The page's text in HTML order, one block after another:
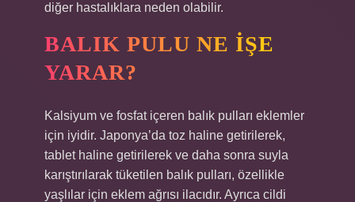
diğer hastalıklara neden olabilir.
BALIK PULU NE IŞE
YARAR?
Kalsiyum ve fosfat içeren balık pulları eklemler
için iyidir. Japonya’da toz haline getirilerek,
tablet haline getirilerek ve daha sonra suyla
karıştırılarak tüketilen balık pulları, özellikle
yaşlılar için eklem ağrısı ilacıdır. Ayrıca cildi